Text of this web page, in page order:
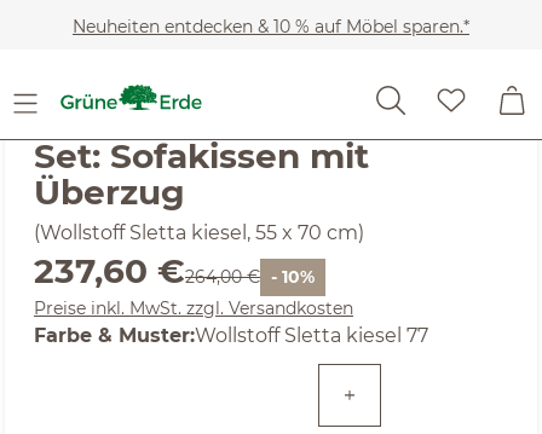
Zum Hauptinhalt springen
Neuheiten entdecken & 10 % auf Möbel sparen.*
Heimtextilien
Durchschnittliche Bewertung von 4.59 von 5 Sternen
(4.59) 17 Bewertungen
Set: Sofakissen mit
Überzug
(Wollstoff Sletta kiesel, 55 x 70 cm)
Verkaufspreis:
237,60 €Regulärer Preis:
264,00 € - 10%
Preise inkl. MwSt. zzgl. Versandkosten
Farbe & Musterauswählen
:Wollstoff Sletta kiesel 77